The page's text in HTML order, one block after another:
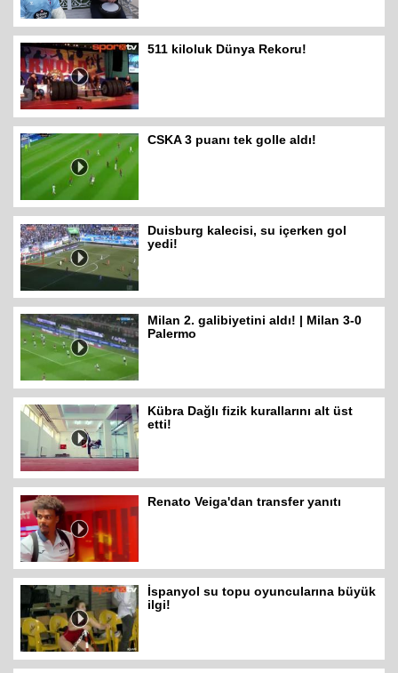
511 kiloluk Dünya Rekoru!
CSKA 3 puanı tek golle aldı!
Duisburg kalecisi, su içerken gol
yedi!
Milan 2. galibiyetini aldı! | Milan 3-0
Palermo
Kübra Dağlı fizik kurallarını alt üst
etti!
Renato Veiga'dan transfer yanıtı
İspanyol su topu oyuncularına büyük
ilgi!